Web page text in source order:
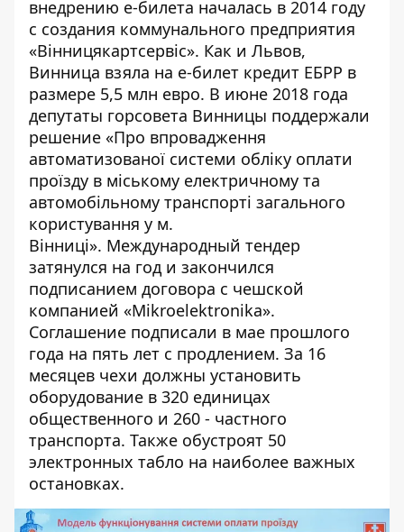
внедрению е-билета началась в 2014 году
с создания коммунального предприятия
«Вінницякартсервіс». Как и Львов,
Винница взяла на е-билет кредит ЕБРР в
размере 5,5 млн евро. В июне 2018 года
депутаты горсовета Винницы поддержали
решение «Про впровадження
автоматизованої системи обліку оплати
проїзду в міському електричному та
автомобільному транспорті загального
користування у м.
Вінниці». Международный тендер
затянулся на год и закончился
подписанием договора с чешской
компанией «Mikroelektronika».
Соглашение подписали в мае прошлого
года на пять лет с продлением. За 16
месяцев чехи должны установить
оборудование в 320 единицах
общественного и 260 - частного
транспорта. Также обустроят 50
электронных табло на наиболее важных
остановках.